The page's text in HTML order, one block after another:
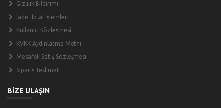
Gizlilik Bildirimi
İade- İptal İşlemleri
Kullanıcı Sözleşmesi
KVKK Aydınlatma Metni
Mesafeli Satış Sözleşmesi
Sipariş Teslimat
BİZE ULAŞIN